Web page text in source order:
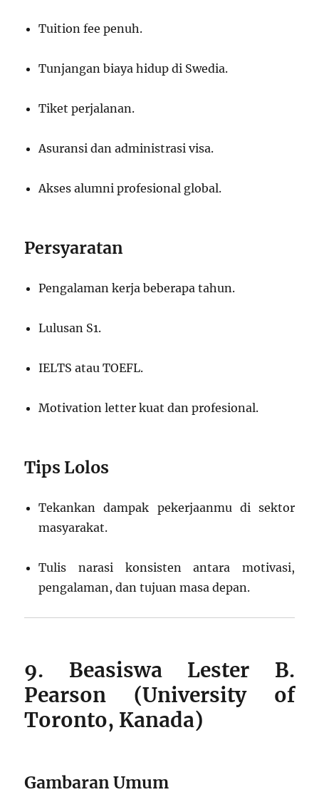
Tuition fee penuh.
Tunjangan biaya hidup di Swedia.
Tiket perjalanan.
Asuransi dan administrasi visa.
Akses alumni profesional global.
Persyaratan
Pengalaman kerja beberapa tahun.
Lulusan S1.
IELTS atau TOEFL.
Motivation letter kuat dan profesional.
Tips Lolos
Tekankan dampak pekerjaanmu di sektor
masyarakat.
Tulis narasi konsisten antara motivasi,
pengalaman, dan tujuan masa depan.
9. Beasiswa Lester B.
Pearson (University of
Toronto, Kanada)
Gambaran Umum